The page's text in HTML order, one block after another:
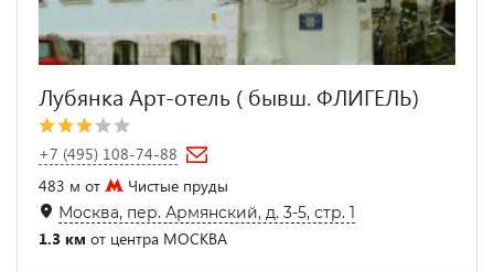
Лубянка Арт-отель ( бывш. ФЛИГЕЛЬ)
+7 (495) 108-74-88
483 м от
Чистые пруды
Москва, пер. Армянский, д. 3-5, стр. 1
1.3 км от центра МОСКВА